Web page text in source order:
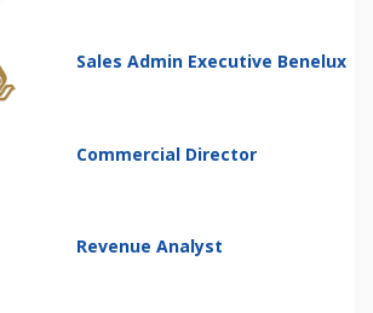
Sales Admin Executive Benelux
Commercial Director
Revenue Analyst